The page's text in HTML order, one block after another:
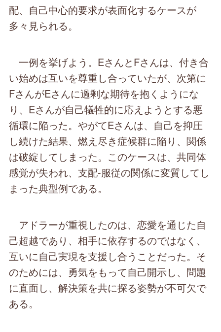
配、自己中心的要求が表面化するケースが
多々見られる。
一例を挙げよう。EさんとFさんは、付き合
い始めは互いを尊重し合っていたが、次第に
FさんがEさんに過剰な期待を抱くようにな
り、Eさんが自己犠牲的に応えようとする悪
循環に陥った。やがてEさんは、自己を抑圧
し続けた結果、燃え尽き症候群に陥り、関係
は破綻してしまった。このケースは、共同体
感覚が失われ、支配-服従の関係に変質してし
まった典型例である。
アドラーが重視したのは、恋愛を通じた自
己超越であり、相手に依存するのではなく、
互いに自己実現を支援し合うことだった。そ
のためには、勇気をもって自己開示し、問題
に直面し、解決策を共に探る姿勢が不可欠で
ある。